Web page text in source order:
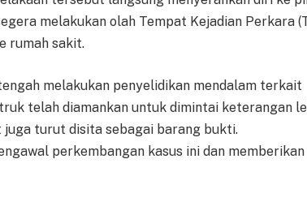
melakukan olah Tempat Kejadian Perkara
rumah sakit.
melakukan penyelidikan mendalam terkait
telah diamankan untuk dimintai keterangan
turut disita sebagai barang bukti.
perkembangan kasus ini dan memberikan